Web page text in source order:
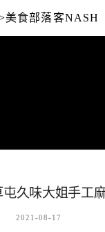
美食部落客NASH
屯久味大姐手工
2021-08-17